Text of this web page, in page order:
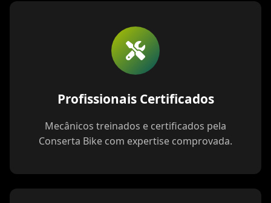
Profissionais Certificados
Mecânicos treinados e certificados pela
Conserta Bike com expertise comprovada.